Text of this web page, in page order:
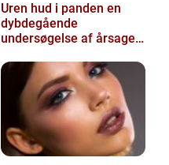
Uren hud i panden en
dybdegående
undersøgelse af årsager